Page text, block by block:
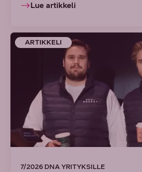
Lue artikkeli
ARTIKKELI
7/2026 DNA YRITYKSILLE